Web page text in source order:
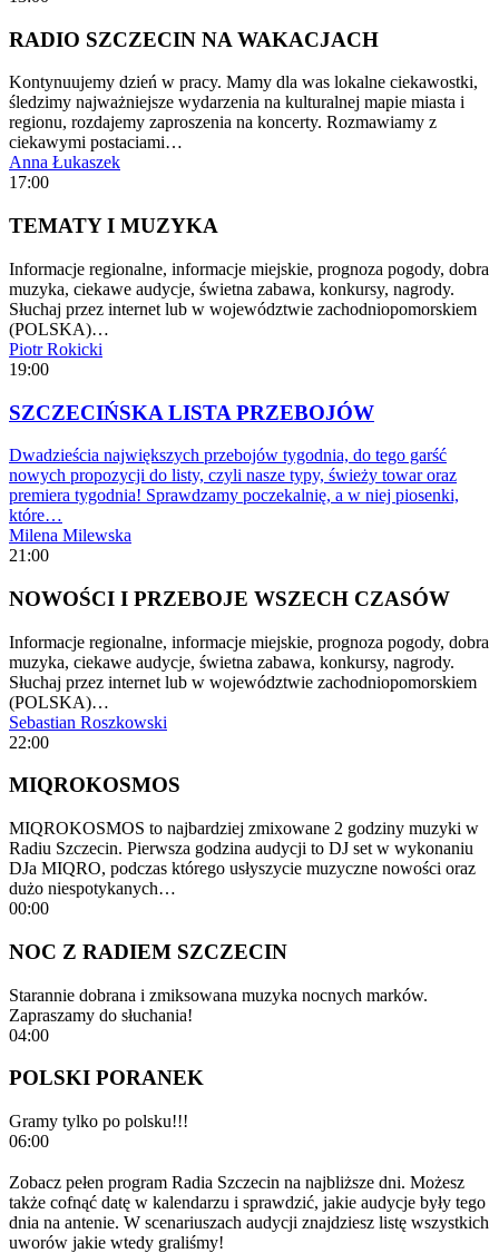
RADIO SZCZECIN NA WAKACJACH
Kontynuujemy dzień w pracy. Mamy dla was lokalne ciekawostki,
śledzimy najważniejsze wydarzenia na kulturalnej mapie miasta i
regionu, rozdajemy zaproszenia na koncerty. Rozmawiamy z
ciekawymi postaciami…
Anna Łukaszek
17:00
TEMATY I MUZYKA
Informacje regionalne, informacje miejskie, prognoza pogody, dobra
muzyka, ciekawe audycje, świetna zabawa, konkursy, nagrody.
Słuchaj przez internet lub w województwie zachodniopomorskiem
(POLSKA)…
Piotr Rokicki
19:00
SZCZECIŃSKA LISTA PRZEBOJÓW
Dwadzieścia największych przebojów tygodnia, do tego garść
nowych propozycji do listy, czyli nasze typy, świeży towar oraz
premiera tygodnia! Sprawdzamy poczekalnię, a w niej piosenki,
które…
Milena Milewska
21:00
NOWOŚCI I PRZEBOJE WSZECH CZASÓW
Informacje regionalne, informacje miejskie, prognoza pogody, dobra
muzyka, ciekawe audycje, świetna zabawa, konkursy, nagrody.
Słuchaj przez internet lub w województwie zachodniopomorskiem
(POLSKA)…
Sebastian Roszkowski
22:00
MIQROKOSMOS
MIQROKOSMOS to najbardziej zmixowane 2 godziny muzyki w
Radiu Szczecin. Pierwsza godzina audycji to DJ set w wykonaniu
DJa MIQRO, podczas którego usłyszycie muzyczne nowości oraz
dużo niespotykanych…
00:00
NOC Z RADIEM SZCZECIN
Starannie dobrana i zmiksowana muzyka nocnych marków.
Zapraszamy do słuchania!
04:00
POLSKI PORANEK
Gramy tylko po polsku!!!
06:00
Zobacz pełen program Radia Szczecin na najbliższe dni. Możesz
także cofnąć datę w kalendarzu i sprawdzić, jakie audycje były tego
dnia na antenie. W scenariuszach audycji znajdziesz listę wszystkich
uworów jakie wtedy graliśmy!